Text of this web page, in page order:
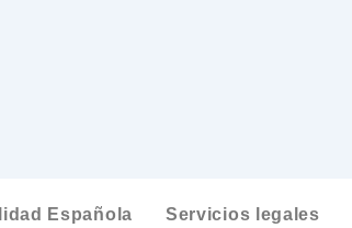
Española Servicios legales